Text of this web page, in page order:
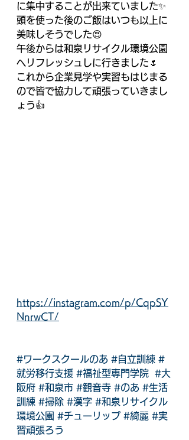
に集中することが出来ていました✨
頭を使った後のご飯はいつも以上に
美味しそうでした😍
午後からは和泉リサイクル環境公園
へリフレッシュしに行きました🌷
これから企業見学や実習もはじまる
ので皆で協力して頑張っていきまし
ょう👍
https://instagram.com/p/CqpSY
NnrwCT/
#ワークスクールのあ #自立訓練 #
就労移行支援 #福祉型専門学院
#大
阪府 #和泉市 #観音寺 #のあ #生活
訓練 #掃除 #漢字 #和泉リサイクル
環境公園 #チューリップ #綺麗 #実
習頑張ろう